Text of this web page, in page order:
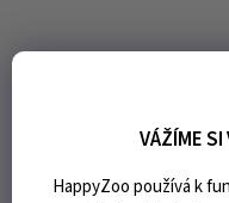
VÁŽÍME
HappyZoo používá k